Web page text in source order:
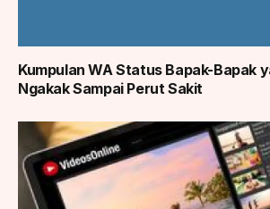
Kumpulan WA Status Bapak-Bapak
Ngakak Sampai Perut Sakit